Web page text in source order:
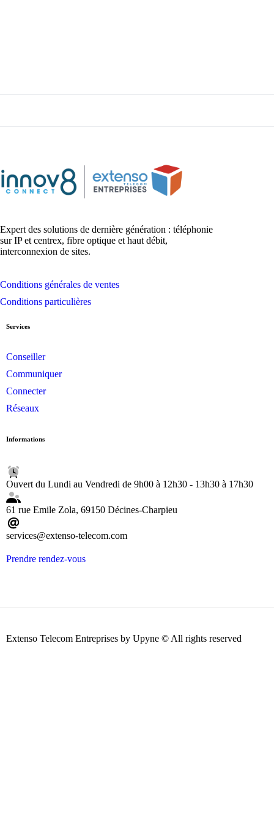
Expert des solutions de dernière génération : téléphonie
sur IP et centrex, fibre optique et haut débit,
interconnexion de sites.
Conditions générales de ventes
Conditions particulières
Services
Conseiller
Communiquer
Connecter
Réseaux
Informations
Ouvert du Lundi au Vendredi de 9h00 à 12h30 - 13h30 à 17h30
61 rue Emile Zola, 69150 Décines-Charpieu
services@extenso-telecom.com
Prendre rendez-vous
Extenso Telecom Entreprises by Upyne © All rights reserved